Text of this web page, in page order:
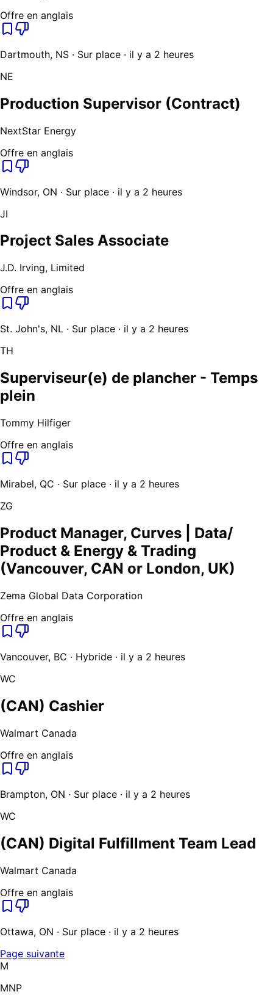
Offre en anglais
Dartmouth, NS · Sur place · il y a 2 heures
NE
Production Supervisor (Contract)
NextStar Energy
Offre en anglais
Windsor, ON · Sur place · il y a 2 heures
JI
Project Sales Associate
J.D. Irving, Limited
Offre en anglais
St. John's, NL · Sur place · il y a 2 heures
TH
Superviseur(e) de plancher - Temps
plein
Tommy Hilfiger
Offre en anglais
Mirabel, QC · Sur place · il y a 2 heures
ZG
Product Manager, Curves | Data/
Product & Energy & Trading
(Vancouver, CAN or London, UK)
Zema Global Data Corporation
Offre en anglais
Vancouver, BC · Hybride · il y a 2 heures
WC
(CAN) Cashier
Walmart Canada
Offre en anglais
Brampton, ON · Sur place · il y a 2 heures
WC
(CAN) Digital Fulfillment Team Lead
Walmart Canada
Offre en anglais
Ottawa, ON · Sur place · il y a 2 heures
Page suivante
M
MNP